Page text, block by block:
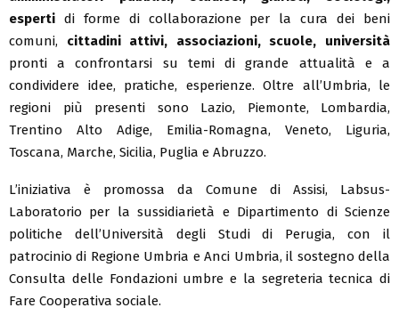
esperti di forme di collaborazione per la cura dei beni
comuni, cittadini attivi, associazioni, scuole, università
pronti a confrontarsi su temi di grande attualità e a
condividere idee, pratiche, esperienze. Oltre all’Umbria, le
regioni più presenti sono Lazio, Piemonte, Lombardia,
Trentino Alto Adige, Emilia-Romagna, Veneto, Liguria,
Toscana, Marche, Sicilia, Puglia e Abruzzo.
L’iniziativa è promossa da Comune di Assisi, Labsus-
Laboratorio per la sussidiarietà e Dipartimento di Scienze
politiche dell’Università degli Studi di Perugia, con il
patrocinio di Regione Umbria e Anci Umbria, il sostegno della
Consulta delle Fondazioni umbre e la segreteria tecnica di
Fare Cooperativa sociale.